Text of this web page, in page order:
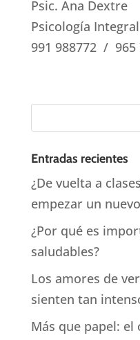
Psic. Ana Dextre
Psicología
991 988772 / 965
Entradas recientes
¿De vuelta a
empezar un
¿Por qué es
saludables?
Los amores de
sienten tan
Más que papel: